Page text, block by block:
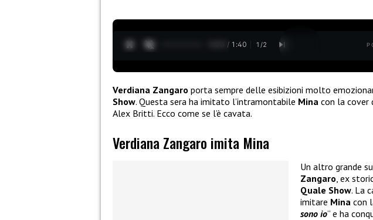
0:04 / 1:40 1 /2
Verdiana Zangaro porta sempre delle esibizioni molto
Show. Questa sera ha imitato l’intramontabile Mina con la cover
Alex Britti. Ecco come se l’è cavata.
Verdiana Zangaro imita Mina
Un altro grande
Zangaro, ex
Quale Show. La
imitare Mina con
sono io” e ha